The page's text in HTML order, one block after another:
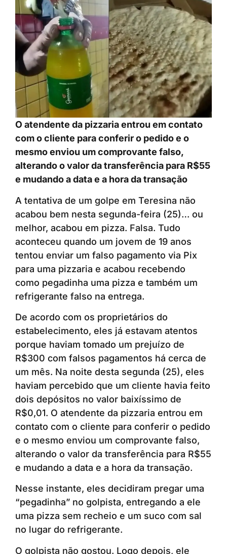
O atendente da pizzaria entrou em contato
com o cliente para conferir o pedido e o
mesmo enviou um comprovante falso,
alterando o valor da transferência para R$55
e mudando a data e a hora da transação
A tentativa de um golpe em Teresina não
acabou bem nesta segunda-feira (25)… ou
melhor, acabou em pizza. Falsa. Tudo
aconteceu quando um jovem de 19 anos
tentou enviar um falso pagamento via Pix
para uma pizzaria e acabou recebendo
como pegadinha uma pizza e também um
refrigerante falso na entrega.
De acordo com os proprietários do
estabelecimento, eles já estavam atentos
porque haviam tomado um prejuízo de
R$300 com falsos pagamentos há cerca de
um mês. Na noite desta segunda (25), eles
haviam percebido que um cliente havia feito
dois depósitos no valor baixíssimo de
R$0,01. O atendente da pizzaria entrou em
contato com o cliente para conferir o pedido
e o mesmo enviou um comprovante falso,
alterando o valor da transferência para R$55
e mudando a data e a hora da transação.
Nesse instante, eles decidiram pregar uma
“pegadinha” no golpista, entregando a ele
uma pizza sem recheio e um suco com sal
no lugar do refrigerante.
O golpista não gostou. Logo depois, ele